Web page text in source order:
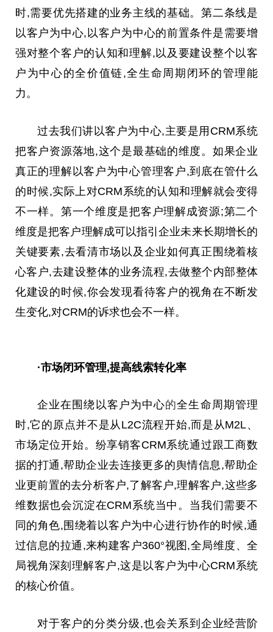
时,需要优先搭建的业务主线的基础。第二条线是
以客户为中心,以客户为中心的前置条件是需要增
强对整个客户的认知和理解,以及要建设整个以客
户为中心的全价值链,全生命周期闭环的管理能
力。
过去我们讲以客户为中心,主要是用CRM系统
把客户资源落地,这个是最基础的维度。如果企业
真正的理解以客户为中心管理客户,到底在管什么
的时候,实际上对CRM系统的认知和理解就会变得
不一样。第一个维度是把客户理解成资源;第二个
维度是把客户理解成可以指引企业未来长期增长的
关键要素,去看清市场以及企业如何真正围绕着核
心客户,去建设整体的业务流程,去做整个内部整体
化建设的时候,你会发现看待客户的视角在不断发
生变化,对CRM的诉求也会不一样。
·市场闭环管理,提高线索转化率
企业在围绕以客户为中心的全生命周期管理
时,它的原点并不是从L2C流程开始,而是从M2L、
市场定位开始。纷享销客CRM系统通过跟工商数
据的打通,帮助企业去连接更多的舆情信息,帮助企
业更前置的去分析客户,了解客户,理解客户,这些多
维数据也会沉淀在CRM系统当中。当我们需要不
同的角色,围绕着以客户为中心进行协作的时候,通
过信息的拉通,来构建客户360°视图,全局维度、全
局视角深刻理解客户,这是以客户为中心CRM系统
的核心价值。
对于客户的分类分级,也会关系到企业经营阶